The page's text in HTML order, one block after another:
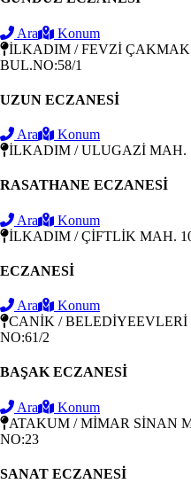
Ara
Konum
İLKADIM / FEVZİ
BUL.NO:58/1
UZUN ECZANESİ
Ara
Konum
İLKADIM / ULUGAZİ MAH.
RASATHANE ECZANESİ
Ara
Konum
İLKADIM / ÇİFTLİK MAH.
ECZANESİ
Ara
Konum
CANİK / BELEDİYEEVLERİ
NO:61/2
BAŞAK ECZANESİ
Ara
Konum
ATAKUM / MİMAR SİNAN
NO:23
SANAT ECZANESİ